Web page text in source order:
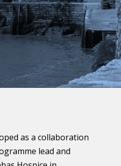
as a collaboration
lead and